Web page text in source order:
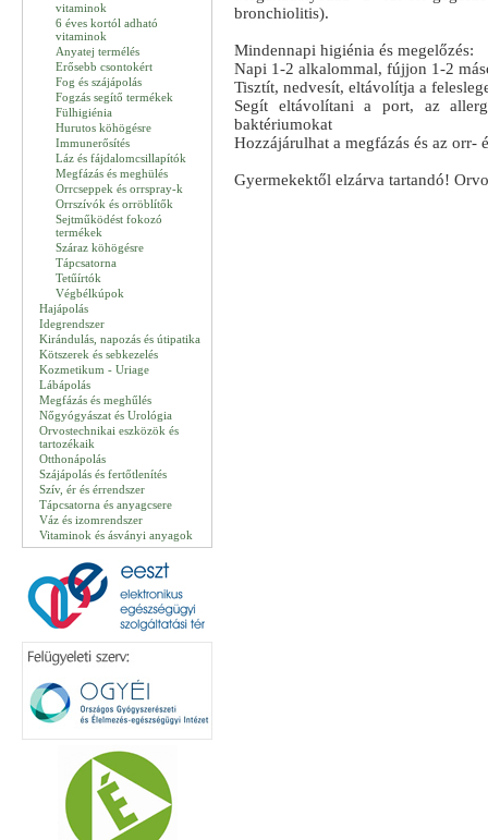
vitaminok
6 éves kortól adható
vitaminok
Anyatej termélés
Erősebb csontokért
Fog és szájápolás
Fogzás segítő termékek
Fülhigiénia
Hurutos köhögésre
Immunerősítés
Láz és fájdalomcsillapítók
Megfázás és meghülés
Orrcseppek és orrspray-k
Orrszívók és orröblítők
Sejtműködést fokozó
termékek
Száraz köhögésre
Tápcsatorna
Tetűírtók
Végbélkúpok
Hajápolás
Idegrendszer
Kirándulás, napozás és útipatika
Kötszerek és sebkezelés
Kozmetikum - Uriage
Lábápolás
Megfázás és meghűlés
Nőgyógyászat és Urológia
Orvostechnikai eszközök és
tartozékaik
Otthonápolás
Szájápolás és fertőtlenítés
Szív, ér és érrendszer
Tápcsatorna és anyagcsere
Váz és izomrendszer
Vitaminok és ásványi anyagok
bronchiolitis).
Mindennapi higiénia és megelőzés:
Napi 1-2 alkalommal, fújjon 1-2
Tisztít, nedvesít, eltávolítja a
Segít eltávolítani a port, az
baktériumokat
Hozzájárulhat a megfázás és az orr-
Gyermekektől elzárva tartandó!